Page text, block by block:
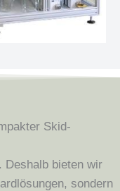
Skid-
Deshalb bieten wir
sondern